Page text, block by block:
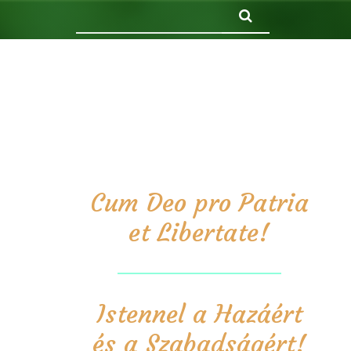
Cum Deo pro Patria
et Libertate!
Istennel a Hazáért
és a Szabadságért!